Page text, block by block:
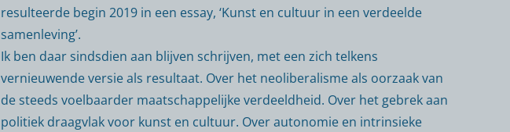
resulteerde begin 2019 in een essay, ‘Kunst en cultuur in een verdeelde
samenleving’.
Ik ben daar sindsdien aan blijven schrijven, met een zich telkens
vernieuwende versie als resultaat. Over het neoliberalisme als oorzaak van
de steeds voelbaarder maatschappelijke verdeeldheid. Over het gebrek aan
politiek draagvlak voor kunst en cultuur. Over autonomie en intrinsieke